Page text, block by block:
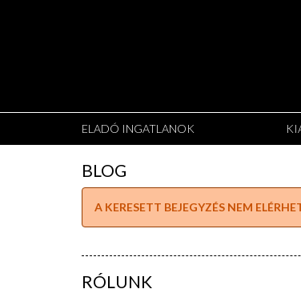
ELADÓ INGATLANOK
BLOG
A KERESETT BEJEGYZÉS NEM
RÓLUNK